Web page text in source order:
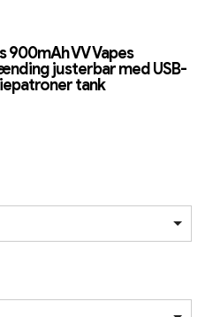
VV Vapes
justerbar med USB-
tank